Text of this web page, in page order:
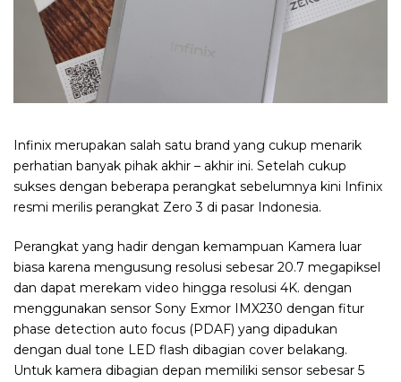
Infinix merupakan salah satu brand yang cukup menarik
perhatian banyak pihak akhir – akhir ini. Setelah cukup
sukses dengan beberapa perangkat sebelumnya kini Infinix
resmi merilis perangkat Zero 3 di pasar Indonesia.
Perangkat yang hadir dengan kemampuan Kamera luar
biasa karena mengusung resolusi sebesar 20.7 megapiksel
dan dapat merekam video hingga resolusi 4K. dengan
menggunakan sensor Sony Exmor IMX230 dengan fitur
phase detection auto focus (PDAF) yang dipadukan
dengan dual tone LED flash dibagian cover belakang.
Untuk kamera dibagian depan memiliki sensor sebesar 5